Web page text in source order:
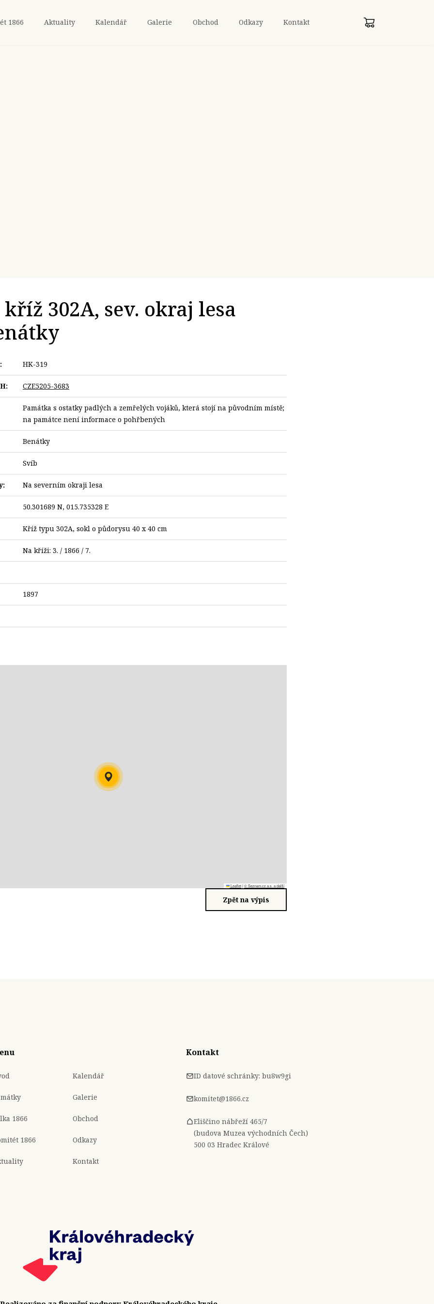
1866 Aktuality Kalendář Galerie Obchod Odkazy Kontakt
302A, sev. okraj lesa
HK-319
CZE5205-3683
Památka s ostatky padlých a zemřelých vojáků, která stojí na původním místě;
na památce není informace o pohřbených
Benátky
Svíb
Na severním okraji lesa
50.301689 N, 015.735328 E
Kříž typu 302A, sokl o půdorysu 40 x 40 cm
Na kříži: 3. / 1866 / 7.
1897
Leaflet|© Seznam.cz a.s. a další
Zpět na výpis
1866
1866
Kalendář
Galerie
Obchod
Odkazy
Kontakt
Kontakt
ID datové schránky: bu8w9gi
komitet@1866.cz
Eliščino nábřeží 465/7
(budova Muzea východních Čech)
500 03 Hradec Králové